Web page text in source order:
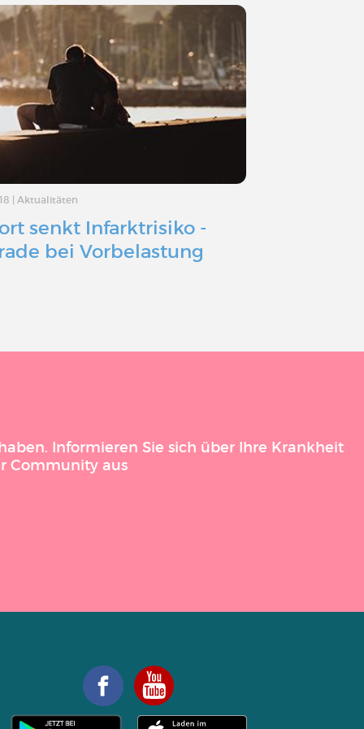
|Aktualitäten
senkt Infarktrisiko -
bei Vorbelastung
Informieren Sie sich über Ihre Krankheit
Community aus